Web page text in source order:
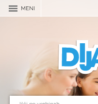
MENI